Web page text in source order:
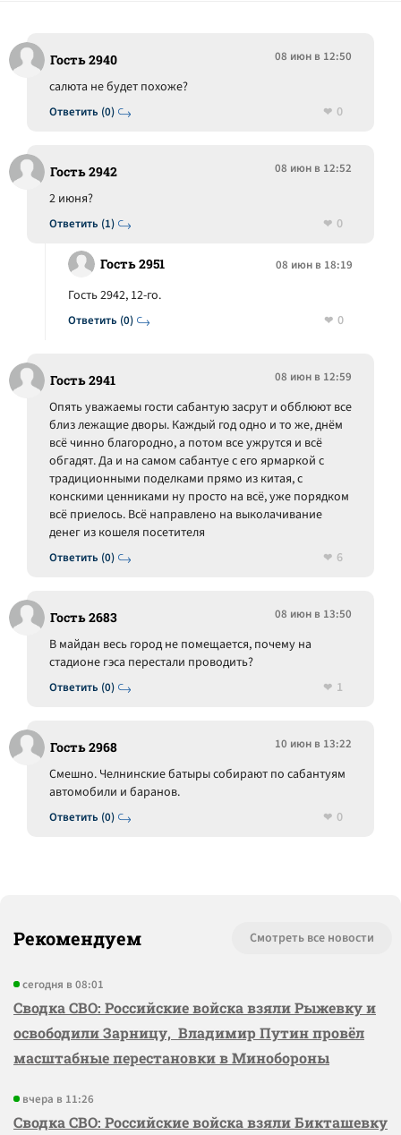
Гость 2940 08 июн в 12:50
Ответить (0)
салюта не будет похоже?
0
Гость 2942 08 июн в 12:52
Ответить (1)
2 июня?
0
Гость 2951 08 июн в 18:19
Ответить (0)
Гость 2942, 12-го.
0
Гость 2941 08 июн в 12:59
Ответить (0)
Опять уважаемы гости сабантую засрут и обблюют все
близ лежащие дворы. Каждый год одно и то же, днём
всё чинно благородно, а потом все ужрутся и всё
обгадят. Да и на самом сабантуе с его ярмаркой с
традиционными поделками прямо из китая, с
конскими ценниками ну просто на всё, уже порядком
всё приелось. Всё направлено на выколачивание
денег из кошеля посетителя
6
Гость 2683 08 июн в 13:50
Ответить (0)
В майдан весь город не помещается, почему на
стадионе гэса перестали проводить?
1
Гость 2968 10 июн в 13:22
Ответить (0)
Смешно. Челнинские батыры собирают по сабантуям
автомобили и баранов.
0
Рекомендуем Смотреть все новости
сегодня в 08:01
Сводка СВО: Российские войска взяли Рыжевку и
освободили Зарницу, Владимир Путин провёл
масштабные перестановки в Минобороны
вчера в 11:26
Сводка СВО: Российские войска взяли Бикташевку